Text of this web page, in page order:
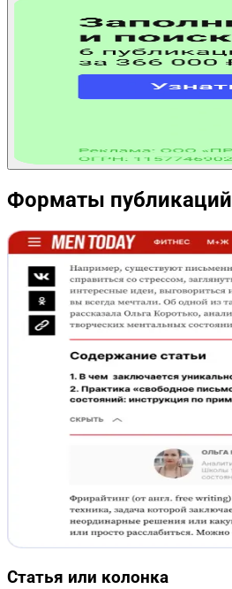
Форматы публикаций
Статья или колонка